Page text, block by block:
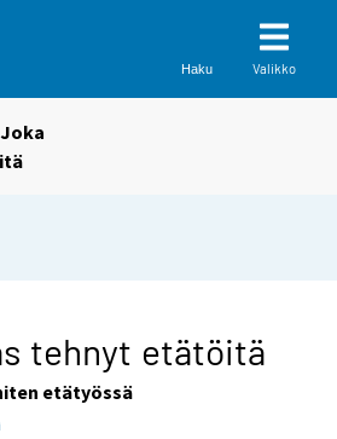
Haku Valikko
tehnyt etätöitä
etätyössä